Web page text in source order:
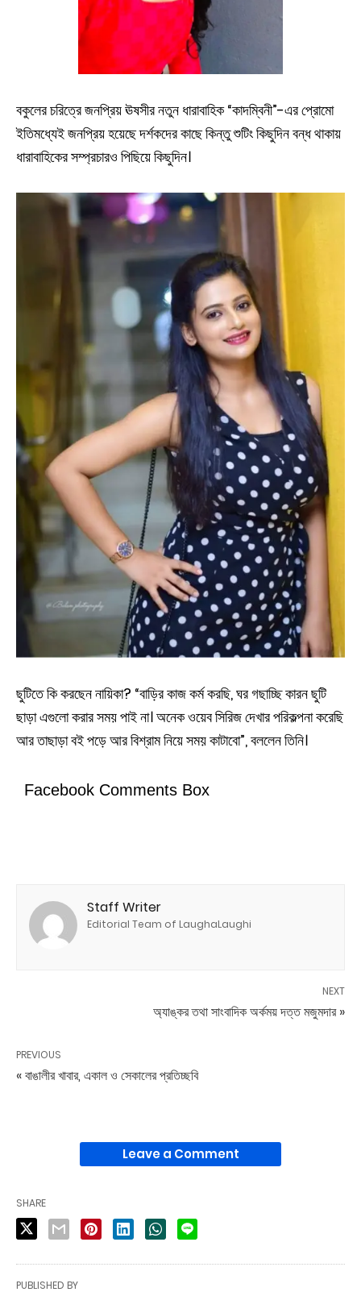
বকুলের চরিত্রে জনপ্রিয় ঊষসীর নতুন ধারাবাহিক “কাদম্বিনী”-এর প্রোমো
ইতিমধ্যেই জনপ্রিয় হয়েছে দর্শকদের কাছে কিন্তু শুটিং কিছুদিন বন্ধ থাকায়
ধারাবাহিকের সম্প্রচারও পিছিয়ে কিছুদিন।
ছুটিতে কি করছেন নায়িকা? “বাড়ির কাজ কর্ম করছি, ঘর গছাচ্ছি কারন ছুটি
ছাড়া এগুলো করার সময় পাই না। অনেক ওয়েব সিরিজ দেখার পরিকল্পনা করেছি
আর তাছাড়া বই পড়ে আর বিশ্রাম নিয়ে সময় কাটাবো”, বললেন তিনি।
Facebook Comments Box
Staff Writer
Editorial Team of LaughaLaughi
NEXT
অ্যাঙ্কর তথা সাংবাদিক অর্কময় দত্ত মজুমদার »
PREVIOUS
« বাঙালীর খাবার, একাল ও সেকালের প্রতিচ্ছবি
Leave a Comment
SHARE
PUBLISHED BY